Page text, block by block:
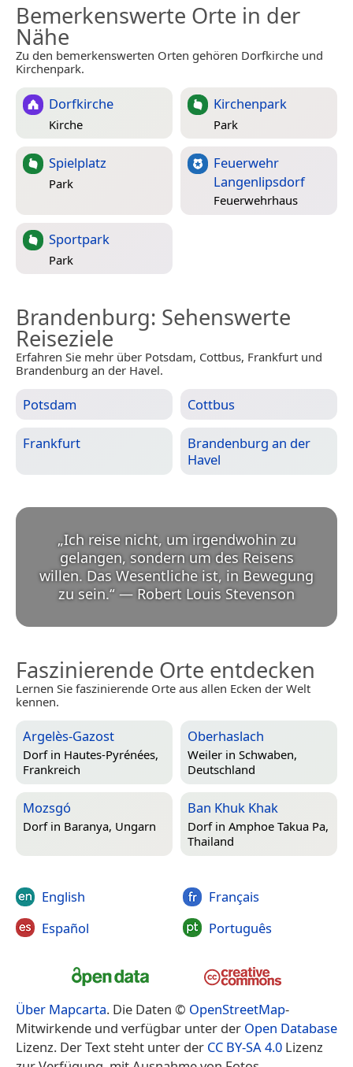
Bemerkenswerte Orte in der
Nähe
Zu den bemerkenswerten Orten gehören Dorfkirche und
Kirchenpark.
Dorfkirche
Kirche
Kirchenpark
Park
Spielplatz
Park
Feuerwehr
Langenlipsdorf
Feuerwehrhaus
Sportpark
Park
Brandenburg: Sehenswerte
Reiseziele
Erfahren Sie mehr über Potsdam, Cottbus, Frankfurt und
Brandenburg an der Havel.
Potsdam Cottbus
Frankfurt
Brandenburg an der
Havel
„Ich reise nicht, um irgendwohin zu
gelangen, sondern um des Reisens
willen. Das Wesentliche ist, in Bewegung
zu sein.“ — Robert Louis Stevenson
Faszinierende Orte entdecken
Lernen Sie faszinierende Orte aus allen Ecken der Welt
kennen.
Argelès-Gazost
Dorf in Hautes-Pyrénées,
Frankreich
Oberhaslach
Weiler in Schwaben,
Deutschland
Mozsgó
Dorf in Baranya, Ungarn
Ban Khuk Khak
Dorf in Amphoe Takua Pa,
Thailand
English
Español
Français
Português
Über Mapcarta. Die Daten © OpenStreetMap-
Mitwirkende und verfügbar unter der Open Database
Lizenz. Der Text steht unter der CC BY-SA 4.0 Lizenz